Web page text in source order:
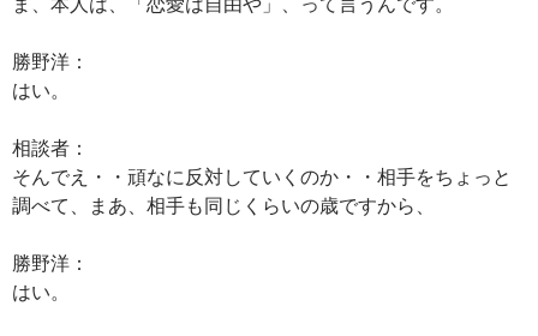
勝野洋：
はい。
相談者：
そんでえ・・頑なに反対していくのか・・相手をちょっと
調べて、まあ、相手も同じくらいの歳ですから、
勝野洋：
はい。